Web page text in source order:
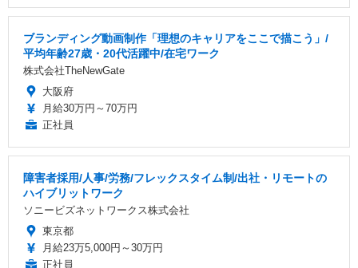
ブランディング動画制作「理想のキャリアをここで描こう」/
平均年齢27歳・20代活躍中/在宅ワーク
株式会社TheNewGate
大阪府
月給30万円～70万円
正社員
障害者採用/人事/労務/フレックスタイム制/出社・リモートの
ハイブリットワーク
ソニービズネットワークス株式会社
東京都
月給23万5,000円～30万円
正社員